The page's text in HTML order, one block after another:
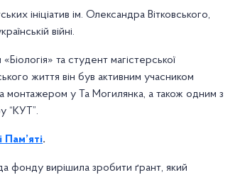
ініціатив ім. Олександра Вітковського,
війні.
та студент магістерської
життя він був активним учасником
у Та Могилянка, а також одним з
“КУТ”.
Пам’яті.
фонду вирішила зробити ґрант, який